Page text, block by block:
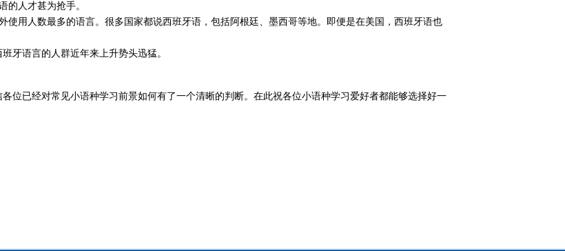
的人才甚为抢手。
使用人数最多的语言。很多国家都说西班牙语，包括阿根廷、墨西哥等地。即便是在美国，西班牙语也
牙语言的人群近年来上升势头迅猛。
位已经对常见小语种学习前景如何有了一个清晰的判断。在此祝各位小语种学习爱好者都能够选择好一